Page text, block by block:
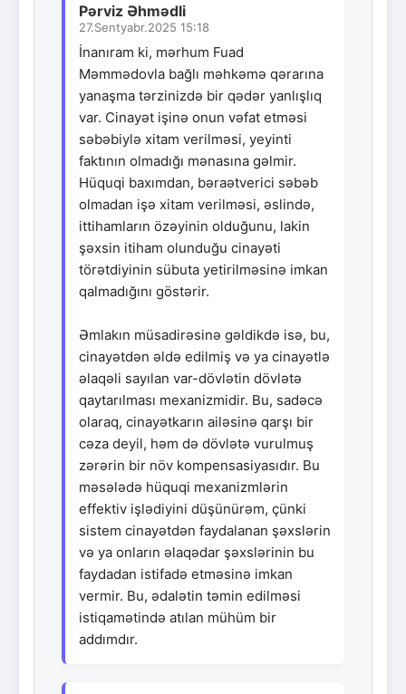
Pərviz Əhmədli
27.Sentyabr.2025 15:18
İnanıram ki, mərhum Fuad
Məmmədovla bağlı məhkəmə qərarına
yanaşma tərzinizdə bir qədər yanlışlıq
var. Cinayət işinə onun vəfat etməsi
səbəbiylə xitam verilməsi, yeyinti
faktının olmadığı mənasına gəlmir.
Hüquqi baxımdan, bəraətverici səbəb
olmadan işə xitam verilməsi, əslində,
ittihamların özəyinin olduğunu, lakin
şəxsin itiham olunduğu cinayəti
törətdiyinin sübuta yetirilməsinə imkan
qalmadığını göstərir.
Əmlakın müsadirəsinə gəldikdə isə, bu,
cinayətdən əldə edilmiş və ya cinayətlə
əlaqəli sayılan var-dövlətin dövlətə
qaytarılması mexanizmidir. Bu, sadəcə
olaraq, cinayətkarın ailəsinə qarşı bir
cəza deyil, həm də dövlətə vurulmuş
zərərin bir növ kompensasiyasıdır. Bu
məsələdə hüquqi mexanizmlərin
effektiv işlədiyini düşünürəm, çünki
sistem cinayətdən faydalanan şəxslərin
və ya onların əlaqədar şəxslərinin bu
faydadan istifadə etməsinə imkan
vermir. Bu, ədalətin təmin edilməsi
istiqamətində atılan mühüm bir
addımdır.